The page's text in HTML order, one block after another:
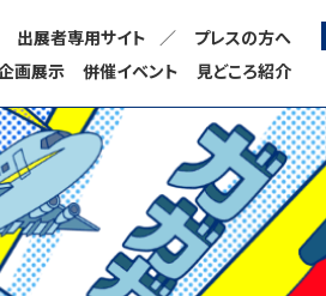
出展者専用サイト
プレスの方へ
画展示
併催イベント 見どころ紹介